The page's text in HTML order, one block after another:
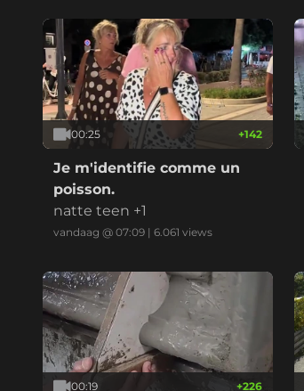
00:25 +142
Je m'identifie comme un
poisson.
natte teen +1
vandaag @ 07:09 | 6.061 views
00:19 +226